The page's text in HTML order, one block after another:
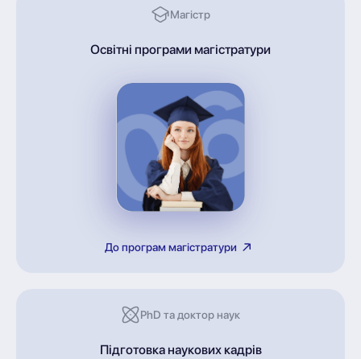
Магістр
Освітні програми магістратури
До програм магістратури
PhD та доктор наук
Підготовка наукових кадрів